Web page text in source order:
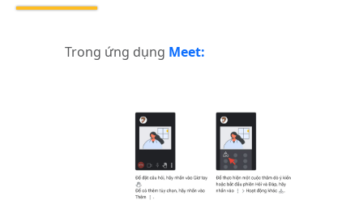
Trong ứng dụng Meet: